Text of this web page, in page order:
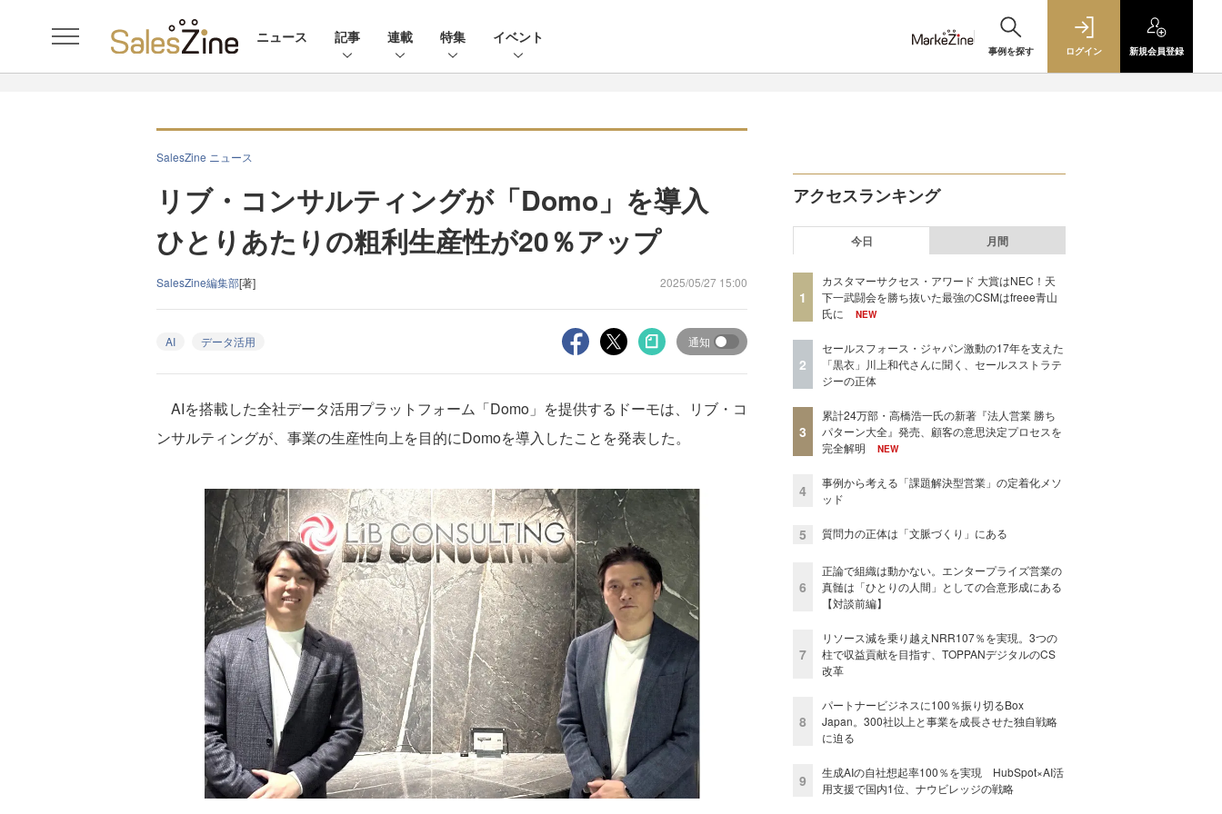
ニュース 記事 連載 特集 イベント
事例を探す ログイン 新規会員登録
SalesZine ニュース
リブ・コンサルティングが「Domo」を導入
ひとりあたりの粗利生産性が20％アップ
SalesZine編集部[著] 2025/05/27 15:00
AI データ活用 通知
AIを搭載した全社データ活用プラットフォーム「Domo」を提供するドーモは、リブ・コ
ンサルティングが、事業の生産性向上を目的にDomoを導入したことを発表した。
アクセスランキング
今日 月間
1
カスタマーサクセス・アワード 大賞はNEC！天
下一武闘会を勝ち抜いた最強のCSMはfreee青山
氏に
NEW
2
セールスフォース・ジャパン激動の17年を支えた
「黒衣」川上和代さんに聞く、セールスストラテ
ジーの正体
3
累計24万部・高橋浩一氏の新著『法人営業 勝ち
パターン大全』発売、顧客の意思決定プロセスを
完全解明
NEW
4
事例から考える「課題解決型営業」の定着化メソ
ッド
5 質問力の正体は「文脈づくり」にある
6
正論で組織は動かない。エンタープライズ営業の
真髄は「ひとりの人間」としての合意形成にある
【対談前編】
7
リソース減を乗り越えNRR107％を実現。3つの
柱で収益貢献を目指す、TOPPANデジタルのCS
改革
8
パートナービジネスに100％振り切るBox
Japan。300社以上と事業を成長させた独自戦略
に迫る
9
生成AIの自社想起率100％を実現 HubSpot×AI活
用支援で国内1位、ナウビレッジの戦略